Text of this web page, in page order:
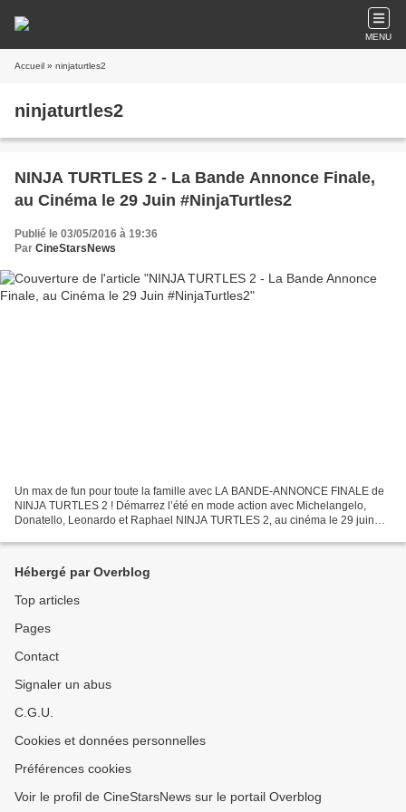
MENU
Accueil » ninjaturtles2
ninjaturtles2
NINJA TURTLES 2 - La Bande Annonce Finale,
au Cinéma le 29 Juin #NinjaTurtles2
Publié le 03/05/2016 à 19:36
Par CineStarsNews
Un max de fun pour toute la famille avec LA BANDE-ANNONCE FINALE de
NINJA TURTLES 2 ! Démarrez l’été en mode action avec Michelangelo,
Donatello, Leonardo et Raphael NINJA TURTLES 2, au cinéma le 29 juin
Hébergé par Overblog
Top articles
Pages
Contact
Signaler un abus
C.G.U.
Cookies et données personnelles
Préférences cookies
Voir le profil de CineStarsNews sur le portail Overblog